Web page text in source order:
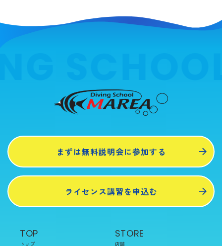
まずは無料説明会に参加する
ライセンス講習を申込む
TOP
トップ
STORE
店舗